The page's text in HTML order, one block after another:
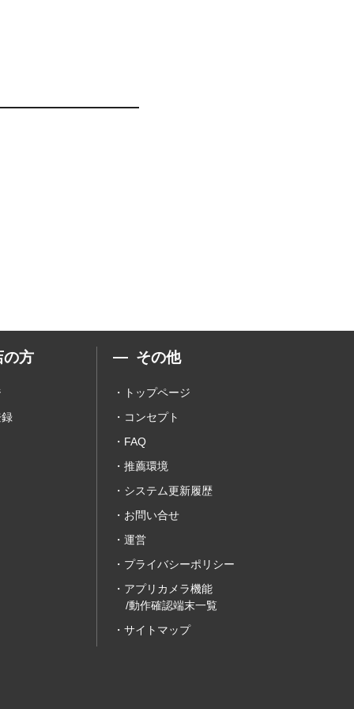
の方 その他
トップページ
コンセプト
FAQ
推薦環境
システム更新履歴
お問い合せ
運営
プライバシーポリシー
アプリカメラ機能
/動作確認端末一覧
サイトマップ